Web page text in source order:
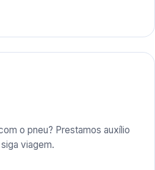
o pneu? Prestamos auxílio
viagem.